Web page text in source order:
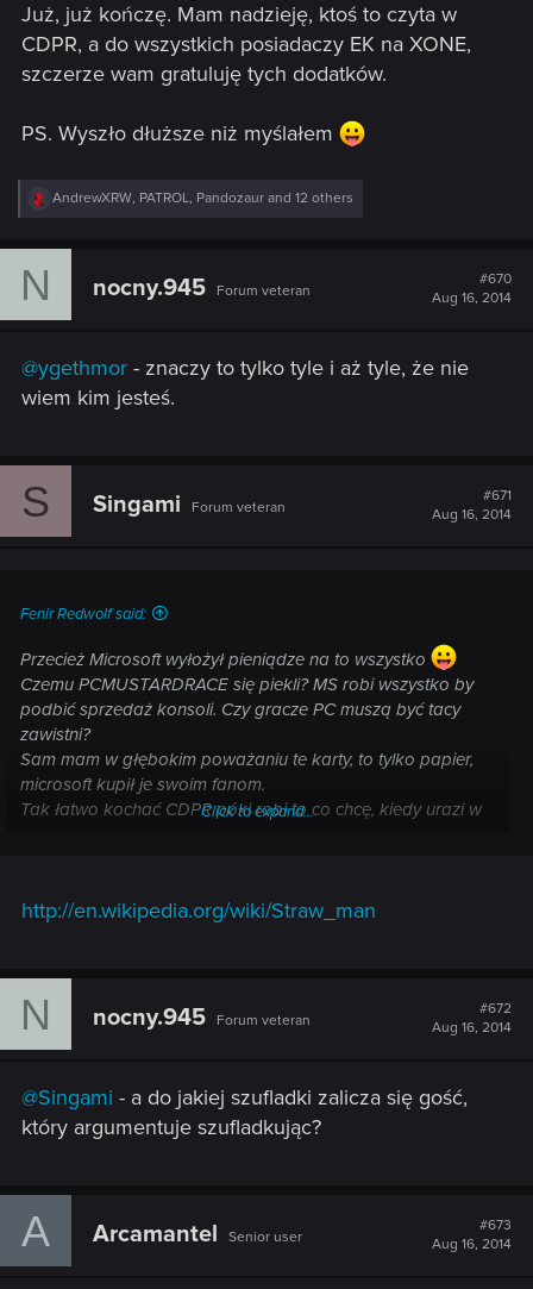
Już, już kończę. Mam nadzieję, ktoś to czyta w
CDPR, a do wszystkich posiadaczy EK na XONE,
szczerze wam gratuluję tych dodatków.
PS. Wyszło dłuższe niż myślałem
R
e
c
:
AndrewXRW, PATROL, Pandozaur and 12 others
N nocny.945 Forum veteran
#670
Aug 16, 2014
@ygethmor - znaczy to tylko tyle i aż tyle, że nie
wiem kim jesteś.
S Singami Forum veteran
#671
Aug 16, 2014
Fenir Redwolf said:
Przecież Microsoft wyłożył pieniądze na to wszystko
Czemu PCMUSTARDRACE się piekli? MS robi wszystko by
podbić sprzedaż konsoli. Czy gracze PC muszą być tacy
zawistni?
Sam mam w głębokim poważaniu te karty, to tylko papier,
microsoft kupił je swoim fanom.
Tak łatwo kochać CDPR póki robi to co chcę, kiedy urazi w
śmieci, co jej powiedziałeś? I jak bardzo starałeś się zasłonić
zauważy. Czy coś.
Tyle co CDPR zrobił dla fanów to nie mogę wybaczyć im
tego co zrobili teraz. Nie mogę wybaczyć bo nie uznaje im
Zauważcie też, że CDPR zgodził się podjąć próbę ratowania
martwej konsoli. Wystawia się na hejt ze strony "fanów" by
uratować xbona. Czy to nie postawa jezusowa? WIĘC
Click to expand...
http://en.wikipedia.org/wiki/Straw_man
N nocny.945 Forum veteran
#672
Aug 16, 2014
@Singami - a do jakiej szufladki zalicza się gość,
który argumentuje szufladkując?
A Arcamantel Senior user
#673
Aug 16, 2014